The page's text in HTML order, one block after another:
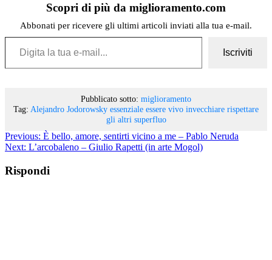
Scopri di più da miglioramento.com
Abbonati per ricevere gli ultimi articoli inviati alla tua e-mail.
Digita la tua e-mail...
Iscriviti
Pubblicato sotto: miglioramento
Tag: Alejandro Jodorowsky essenziale essere vivo invecchiare rispettare
gli altri superfluo
Previous: È bello, amore, sentirti vicino a me – Pablo Neruda
Next: L’arcobaleno – Giulio Rapetti (in arte Mogol)
Rispondi